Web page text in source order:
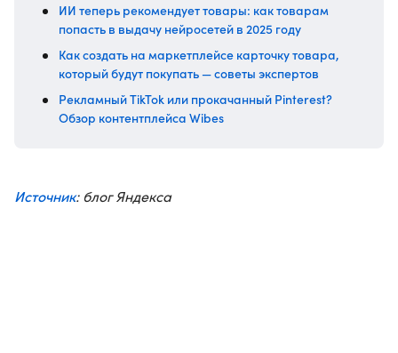
ИИ теперь рекомендует товары: как товарам
попасть в выдачу нейросетей в 2025 году
Как создать на маркетплейсе карточку товара,
который будут покупать — советы экспертов
Рекламный TikTok или прокачанный Pinterest?
Обзор контентплейса Wibes
Источник: блог Яндекса